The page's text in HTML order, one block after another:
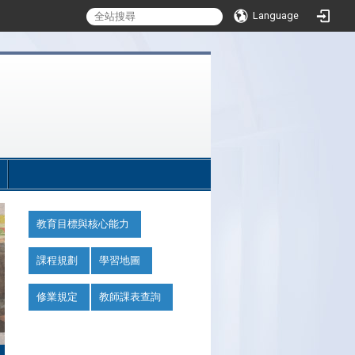
Language
教育目標與核心能力
課程規劃 學習地圖
修業規定 教師課表查詢